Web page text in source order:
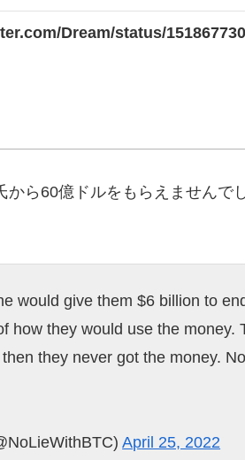
Dream/status/
ら60億ドルをもらえませんで
would give them $6 billion to
how they would use the money.
they never got the money.
April 25, 2022